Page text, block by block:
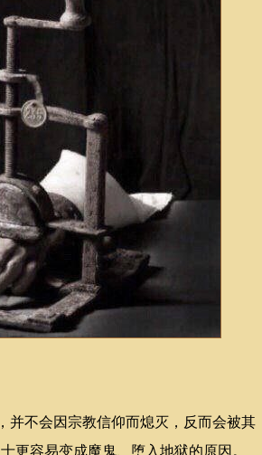
不会因宗教信仰而熄灭，反而会被其
更容易变成魔鬼、堕入地狱的原因。